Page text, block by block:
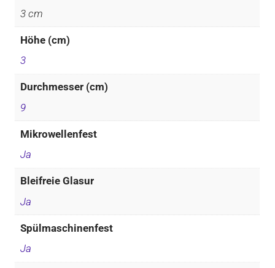
3 cm
Höhe (cm)
3
Durchmesser (cm)
9
Mikrowellenfest
Ja
Bleifreie Glasur
Ja
Spülmaschinenfest
Ja